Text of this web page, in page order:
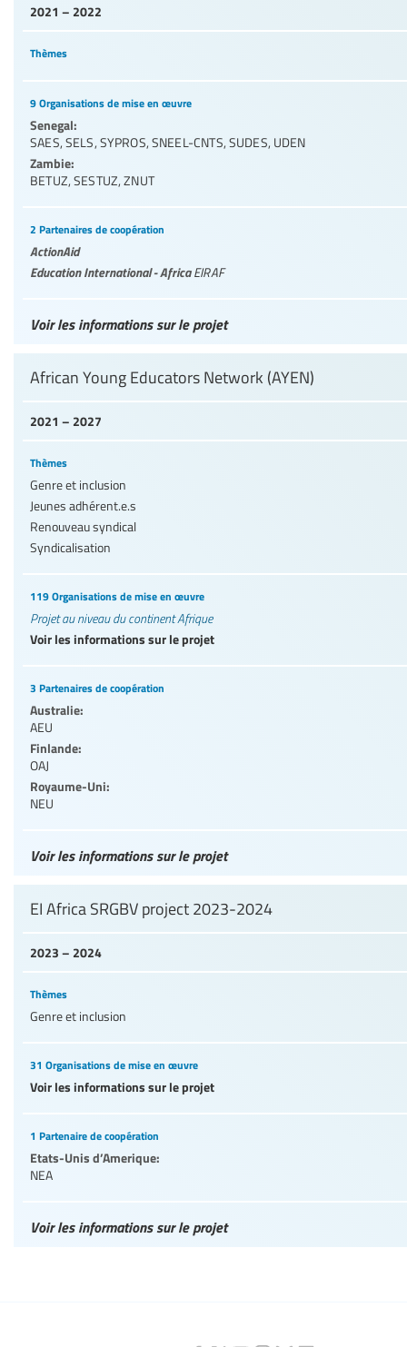
2021 – 2022
Thèmes
9 Organisations de mise en œuvre
Senegal:
SAES, SELS, SYPROS, SNEEL-CNTS, SUDES, UDEN
Zambie:
BETUZ, SESTUZ,ZNUT
2 Partenaires de coopération
ActionAid
Education International - AfricaEIRAF
Voir les informations sur le projet
2021 – 2027
African Young Educators Network (AYEN)
Thèmes
Genre et inclusion
Jeunes adhérent.e.s
Renouveau syndical
Syndicalisation
119 Organisations de mise en œuvre
Projet au niveau du continent Afrique
Voir les informations sur le projet
3 Partenaires de coopération
Australie:
AEU
Finlande:
OAJ
Royaume-Uni:
NEU
Voir les informations sur le projet
2023 – 2024
EI Africa SRGBV project 2023-2024
Thèmes
Genre et inclusion
31 Organisations de mise en œuvre
Voir les informations sur le projet
1 Partenaire de coopération
Etats-Unis d’Amerique:
NEA
Voir les informations sur le projet